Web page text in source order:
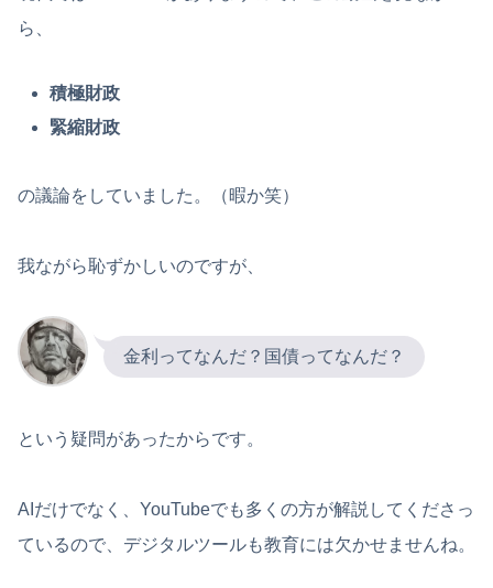
ら、
積極財政
緊縮財政
の議論をしていました。（暇か笑）
我ながら恥ずかしいのですが、
金利ってなんだ？国債ってなんだ？
という疑問があったからです。
AIだけでなく、YouTubeでも多くの方が解説してくださっ
ているので、デジタルツールも教育には欠かせませんね。